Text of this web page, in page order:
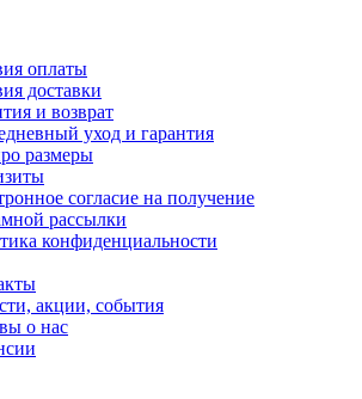
оплаты
доставки
и возврат
уход и гарантия
размеры
согласие на получение
рассылки
конфиденциальности
акции, события
о нас